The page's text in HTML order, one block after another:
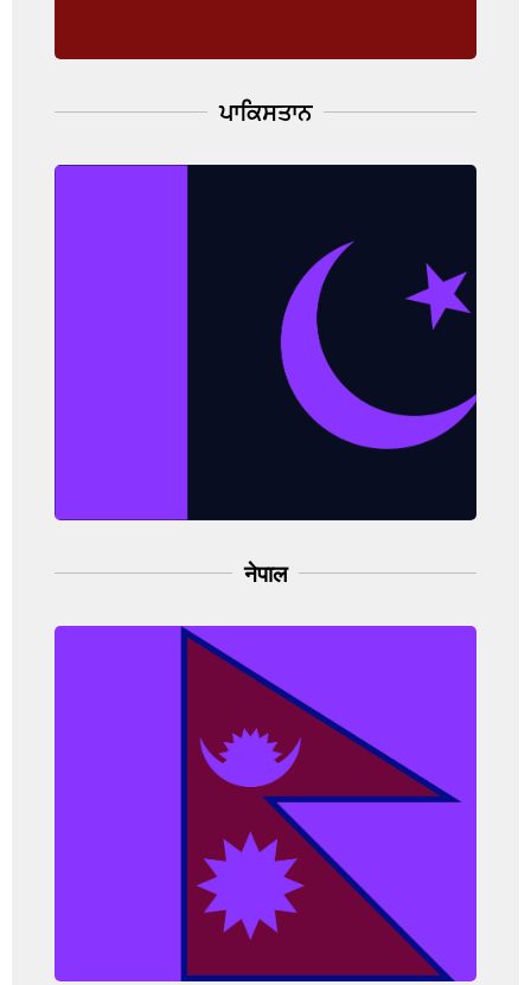
ਪਾਕਿਸਤਾਨ
ਪਾਕਿਸਤਾਨ
ਘਟਨਾ ਦੀ ਦਰ: 34.4 ਪ੍ਰਤੀ 100,000 ਆਬਾਦੀ
(ਔਰਤ)
ਮੌਤ ਦਰ: 18.8 ਪ੍ਰਤੀ 100,000
ਆਬਾਦੀ (ਔਰਤ)
नेपाल
नेपाल
ਘਟਨਾ ਦੀ ਦਰ: 13.9 ਪ੍ਰਤੀ 100,000 ਆਬਾਦੀ
(ਔਰਤ)
ਮੌਤ ਦਰ: 7.6 ਪ੍ਰਤੀ 100,000 ਆਬਾਦੀ (ਔਰਤ)
(IARC, 2021)